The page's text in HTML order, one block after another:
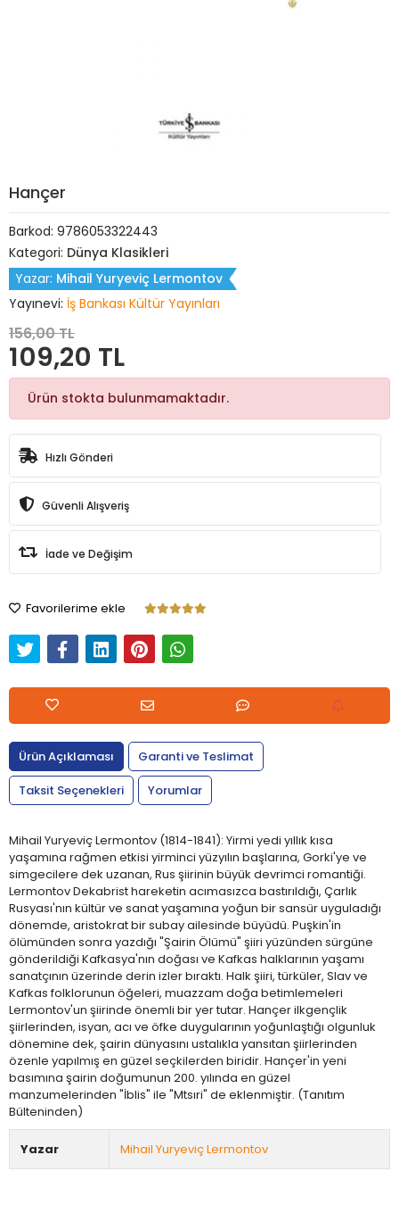
Hançer
Barkod: 9786053322443
Kategori: Dünya Klasikleri
Yazar: Mihail Yuryeviç Lermontov
Yayınevi: İş Bankası Kültür Yayınları
156,00 TL
109,20 TL
Ürün stokta bulunmamaktadır.
Hızlı Gönderi
Güvenli Alışveriş
İade ve Değişim
Favorilerime ekle
Ürün Açıklaması
Garanti ve Teslimat
Taksit Seçenekleri
Yorumlar
Mihail Yuryeviç Lermontov (1814-1841): Yirmi yedi yıllık kısa
yaşamına rağmen etkisi yirminci yüzyılın başlarına, Gorki'ye ve
simgecilere dek uzanan, Rus şiirinin büyük devrimci romantiği.
Lermontov Dekabrist hareketin acımasızca bastırıldığı, Çarlık
Rusyası'nın kültür ve sanat yaşamına yoğun bir sansür uyguladığı
dönemde, aristokrat bir subay ailesinde büyüdü. Puşkin'in
ölümünden sonra yazdığı "Şairin Ölümü" şiiri yüzünden sürgüne
gönderildiği Kafkasya'nın doğası ve Kafkas halklarının yaşamı
sanatçının üzerinde derin izler bıraktı. Halk şiiri, türküler, Slav ve
Kafkas folklorunun öğeleri, muazzam doğa betimlemeleri
Lermontov'un şiirinde önemli bir yer tutar. Hançer ilkgençlik
şiirlerinden, isyan, acı ve öfke duygularının yoğunlaştığı olgunluk
dönemine dek, şairin dünyasını ustalıkla yansıtan şiirlerinden
özenle yapılmış en güzel seçkilerden biridir. Hançer'in yeni
basımına şairin doğumunun 200. yılında en güzel
manzumelerinden "İblis" ile "Mtsıri" de eklenmiştir. (Tanıtım
Bülteninden)
Yazar Mihail Yuryeviç Lermontov